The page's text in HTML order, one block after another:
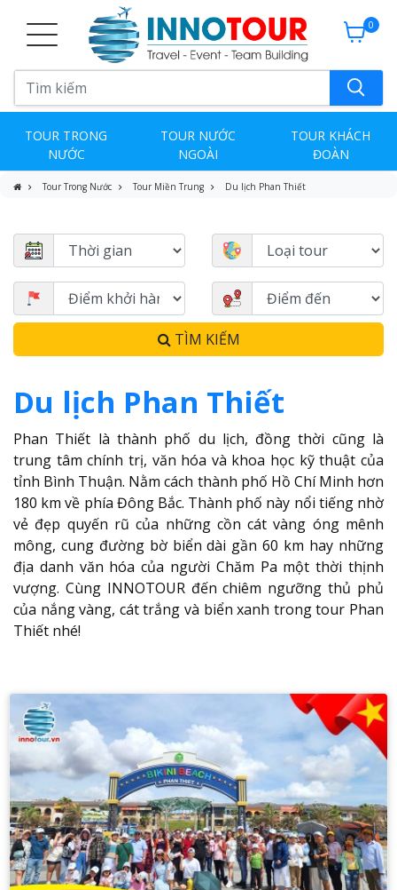
0
TOUR TRONG
NƯỚC
TOUR NƯỚC
NGOÀI
TOUR KHÁCH
ĐOÀN
Tour Trong Nước Tour Miền Trung Du lịch Phan Thiết
TÌM KIẾM
Du lịch Phan Thiết
Phan Thiết là thành phố du lịch, đồng thời cũng là
trung tâm chính trị, văn hóa và khoa học kỹ thuật của
tỉnh Bình Thuận. Nằm cách thành phố Hồ Chí Minh hơn
180 km về phía Đông Bắc. Thành phố này nổi tiếng nhờ
vẻ đẹp quyến rũ của những cồn cát vàng óng mênh
mông, cung đường bờ biển dài gần 60 km hay những
địa danh văn hóa của người Chăm Pa một thời thịnh
vượng. Cùng INNOTOUR đến chiêm ngưỡng thủ phủ
của nắng vàng, cát trắng và biển xanh trong tour Phan
Thiết nhé!